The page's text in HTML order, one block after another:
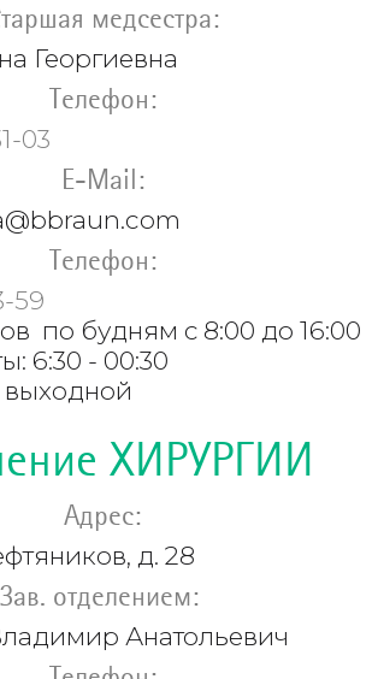
медсестра:
Георгиевна
Телефон:
03
E-Mail:
bbraun.com
Телефон:
59
по будням с 8:00 до 16:00
6:30 - 00:30
выходной
ХИРУРГИИ
Адрес:
д. 28
Зав. отделением:
Анатольевич